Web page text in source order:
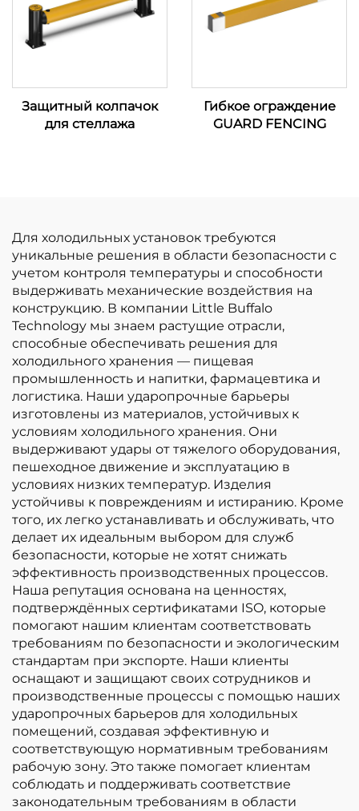
Защитный колпачок
для стеллажа
Гибкое ограждение
GUARD FENCING
Для холодильных установок требуются
уникальные решения в области безопасности с
учетом контроля температуры и способности
выдерживать механические воздействия на
конструкцию. В компании Little Buffalo
Technology мы знаем растущие отрасли,
способные обеспечивать решения для
холодильного хранения — пищевая
промышленность и напитки, фармацевтика и
логистика. Наши ударопрочные барьеры
изготовлены из материалов, устойчивых к
условиям холодильного хранения. Они
выдерживают удары от тяжелого оборудования,
пешеходное движение и эксплуатацию в
условиях низких температур. Изделия
устойчивы к повреждениям и истиранию. Кроме
того, их легко устанавливать и обслуживать, что
делает их идеальным выбором для служб
безопасности, которые не хотят снижать
эффективность производственных процессов.
Наша репутация основана на ценностях,
подтверждённых сертификатами ISO, которые
помогают нашим клиентам соответствовать
требованиям по безопасности и экологическим
стандартам при экспорте. Наши клиенты
оснащают и защищают своих сотрудников и
производственные процессы с помощью наших
ударопрочных барьеров для холодильных
помещений, создавая эффективную и
соответствующую нормативным требованиям
рабочую зону. Это также помогает клиентам
соблюдать и поддерживать соответствие
законодательным требованиям в области